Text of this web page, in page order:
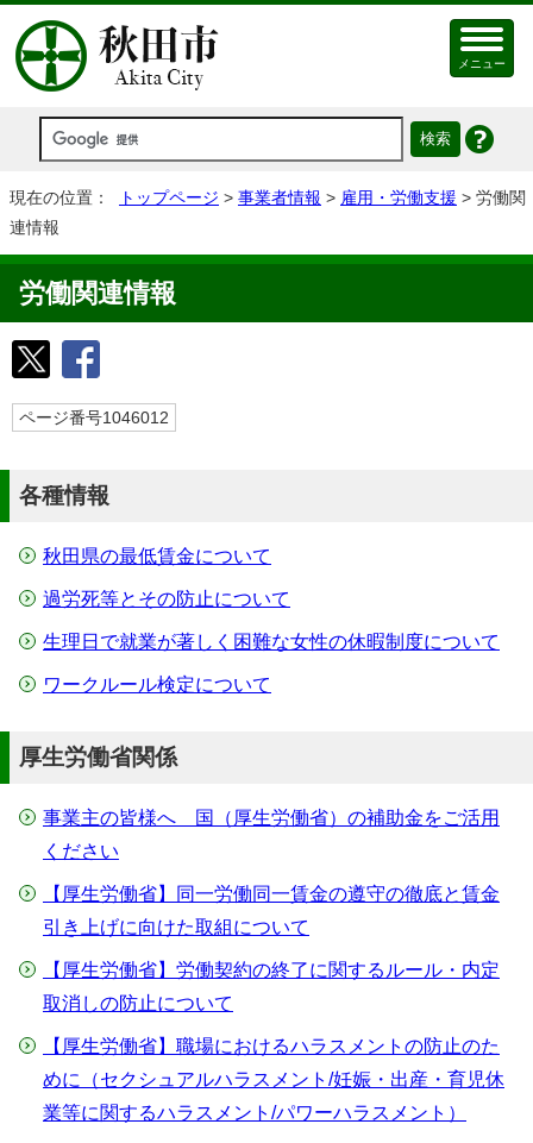
メニュー
現在の位置： トップページ > 事業者情報 > 雇用・労働支援 > 労働関
連情報
労働関連情報
ページ番号1046012
各種情報
秋田県の最低賃金について
過労死等とその防止について
生理日で就業が著しく困難な女性の休暇制度について
ワークルール検定について
厚生労働省関係
事業主の皆様へ 国（厚生労働省）の補助金をご活用
ください
【厚生労働省】同一労働同一賃金の遵守の徹底と賃金
引き上げに向けた取組について
【厚生労働省】労働契約の終了に関するルール・内定
取消しの防止について
【厚生労働省】職場におけるハラスメントの防止のた
めに（セクシュアルハラスメント/妊娠・出産・育児休
業等に関するハラスメント/パワーハラスメント）